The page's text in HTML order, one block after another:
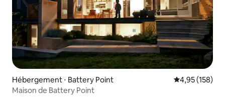
Hébergement ⋅ Battery Point Évaluation
4,95 (158)
Maison de Battery Point